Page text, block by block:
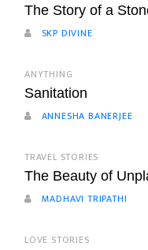
The Story of a
SKP DIVINE
ANYTHING
Sanitation
ANNESHA BANERJEE
TRAVEL STORIES
The Beauty of
MADHAVI TRIPATHI
LOVE STORIES